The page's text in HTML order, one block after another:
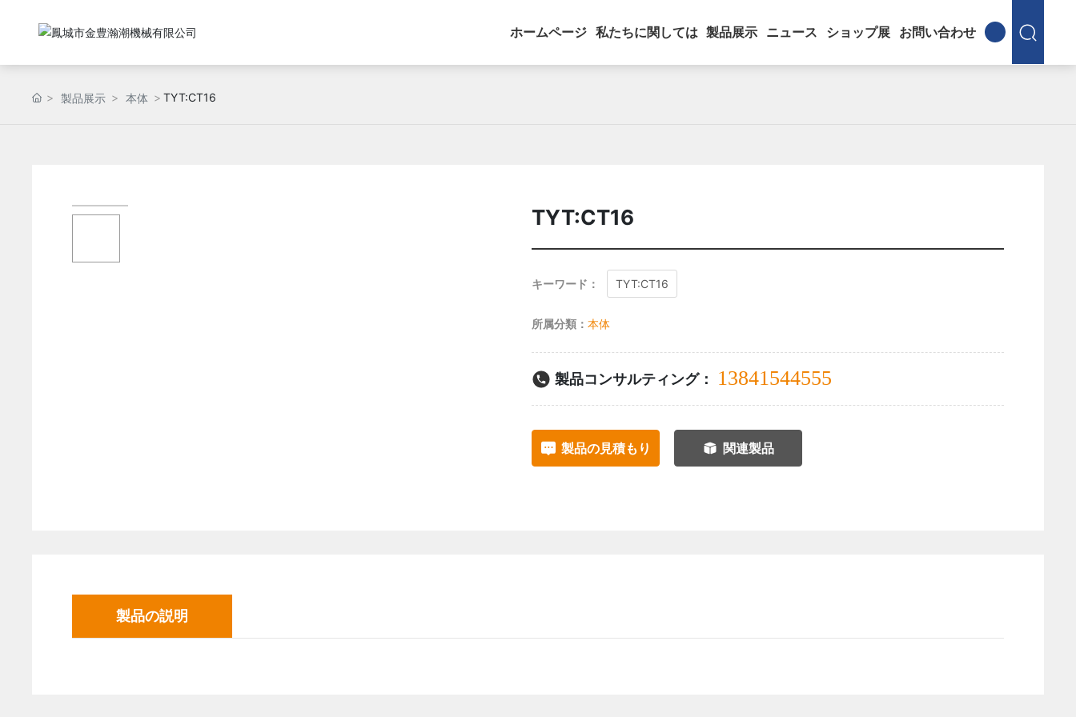
ホームページ 私たちに関しては 製品展示 ニュース ショップ展 お問い合わせ
製品展示 本体 TYT:CT16
TYT:CT16
キーワード： TYT:CT16
所属分類： 本体
製品コンサルティング： 13841544555
製品の見積もり 関連製品
製品の説明